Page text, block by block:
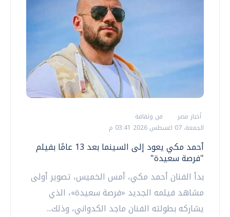
أخبار مصر
فن وثقافة
الجمعة، 07 اغسطس 2026 03:41 م
أحمد مكي يعود إلى السينما بعد 13 عامًا بفيلم
"فرصة سعيدة"
‏بدأ الفنان أحمد مكي، أمس الخميس، تصوير أولى
مشاهد فيلمه الجديد «فرصة سعيدة»، الذي
يشاركه بطولته الفنان ماجد الكدواني، وذلك...